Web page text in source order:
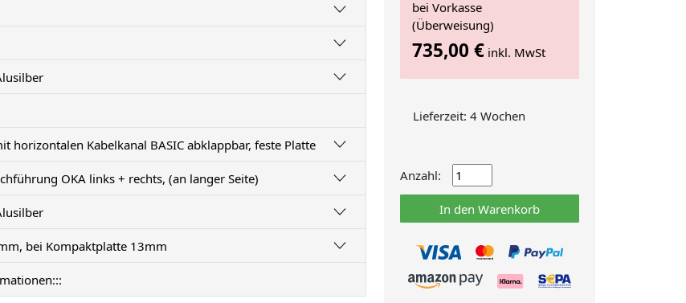
horizontalen Kabelkanal BASIC abklappbar, feste Platte
OKA links + rechts, (an langer Seite)
bei Kompaktplatte 13mm
bei Vorkasse
(Überweisung)
735,00 € inkl. MwSt
Lieferzeit: 4 Wochen
Anzahl:
In den Warenkorb